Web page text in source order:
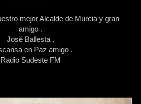
mejor Alcalde de Murcia y gran
amigo .
José Ballesta .
en Paz amigo .
Radio Sudeste FM